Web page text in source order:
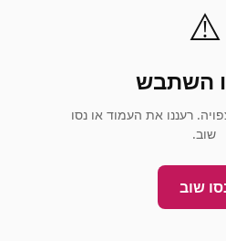
⚠️
השתבש
רעננו את העמוד או נסו
שוב.
שוב